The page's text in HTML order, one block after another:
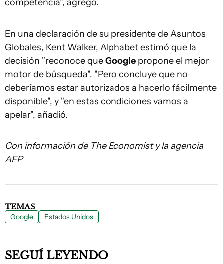
competencia", agregó.
En una declaración de su presidente de Asuntos
Globales, Kent Walker, Alphabet estimó que la
decisión "reconoce queGoogle propone el mejor
motor de búsqueda". "Pero concluye que no
deberíamos estar autorizados a hacerlo fácilmente
disponible", y "en estas condiciones vamos a
apelar", añadió.
Con información de The Economist y la agencia
AFP
TEMAS
Google Estados Unidos
SEGUÍ LEYENDO